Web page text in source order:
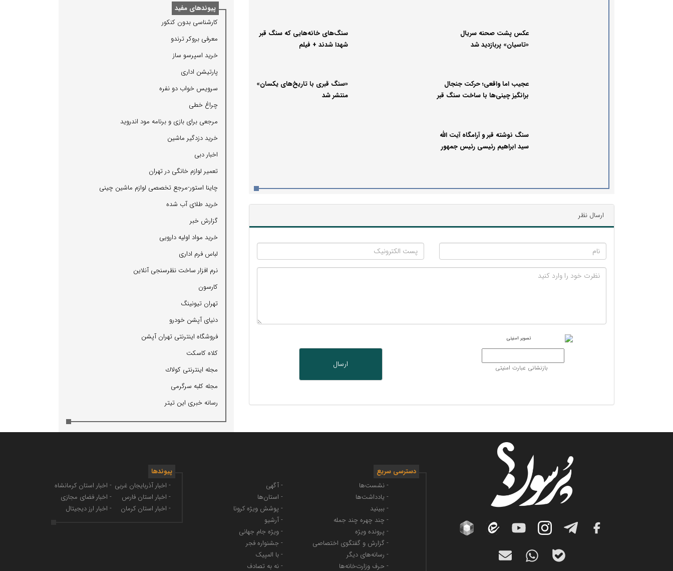
عکس پشت صحنه سریال
«تاسیان» پربازدید شد
سنگ‌های خانه‌هایی که سنگ قبر
شهدا شدند + فیلم
عجیب اما واقعی؛ حرکت جنجال
برانگیز چینی‌ها با ساخت سنگ قبر
«سنگ قبری با تاریخ‌های یکسان»
منتشر شد
سنگ نوشته قبر و آرامگاه آیت الله
سید ابراهیم رئیسی رئیس جمهور
ارسال نظر
بازنشانی عبارت امنیتی
پیوندهای مفید
كارشناسی بدون كنكور
معرفی بروكر ترندو
خرید اسپرسو ساز
پارتیشن اداری
سرویس خواب دو نفره
چراغ خطی
مرجعی برای بازی و برنامه مود اندروید
خرید دزدگیر ماشین
اخبار دبی
تعمیر لوازم خانگی در تهران
چاینا استور-مرجع تخصصی لوازم ماشین چینی
خرید طلای آب شده
گزارش خبر
خرید مواد اولیه دارویی
لباس فرم اداری
نرم افزار ساخت نظرسنجی آنلاین
كارسون
تهران تیونینگ
دنیای آپشن خودرو
فروشگاه اینترنتی تهران آپشن
كلاه كاسكت
مجله اینترنتی كولاك
مجله كلبه سرگرمی
رسانه خبری این تیتر
دسترسی سریع
- نشست‌ها
- یادداشت‌ها
- ببینید
- چند چهره چند جمله
- پرونده ویژه
- گزارش و گفتگوی اختصاصی
- رسانه‌های دیگر
- حرف وزارت‌خانه‌ها
- آگهی
- استان‌ها
- پوشش ویژه کرونا
- آرشیو
- ویژه جام جهانی
- جشنواره فجر
- با المپیک
- نه به تصادف
پیوندها
- اخبار آذربایجان غربی
- اخبار استان فارس
- اخبار استان کرمان
- اخبار استان کرمانشاه
- اخبار فضای مجازی
- اخبار ارز دیجیتال